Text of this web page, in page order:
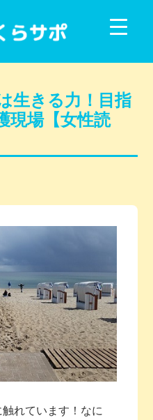
生きる力！目指
現場【女性読
れています！なに